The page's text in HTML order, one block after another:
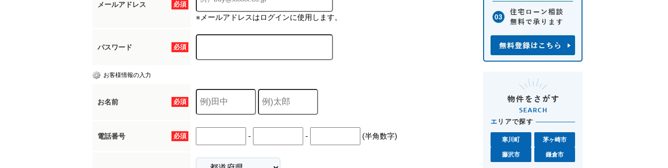
必須
メールアドレス
※メールアドレスはログインに使用します。
必須
パスワード
お客様情報の入力
必須
お名前
必須
電話番号 - - (半角数字)
エ リアで探す
寒川町 茅ヶ崎市
藤沢市 鎌倉市